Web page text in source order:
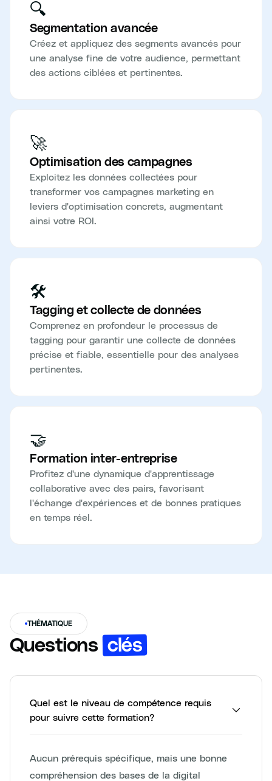
🔍
Segmentation avancée
Créez et appliquez des segments avancés pour
une analyse fine de votre audience, permettant
des actions ciblées et pertinentes.
🚀
Optimisation des campagnes
Exploitez les données collectées pour
transformer vos campagnes marketing en
leviers d'optimisation concrets, augmentant
ainsi votre ROI.
🛠️
Tagging et collecte de données
Comprenez en profondeur le processus de
tagging pour garantir une collecte de données
précise et fiable, essentielle pour des analyses
pertinentes.
🤝
Formation inter-entreprise
Profitez d'une dynamique d'apprentissage
collaborative avec des pairs, favorisant
l'échange d'expériences et de bonnes pratiques
en temps réel.
THÉMATIQUE
Questions clés
Quel est le niveau de compétence requis
pour suivre cette formation?
Aucun prérequis spécifique, mais une bonne
compréhension des bases de la digital